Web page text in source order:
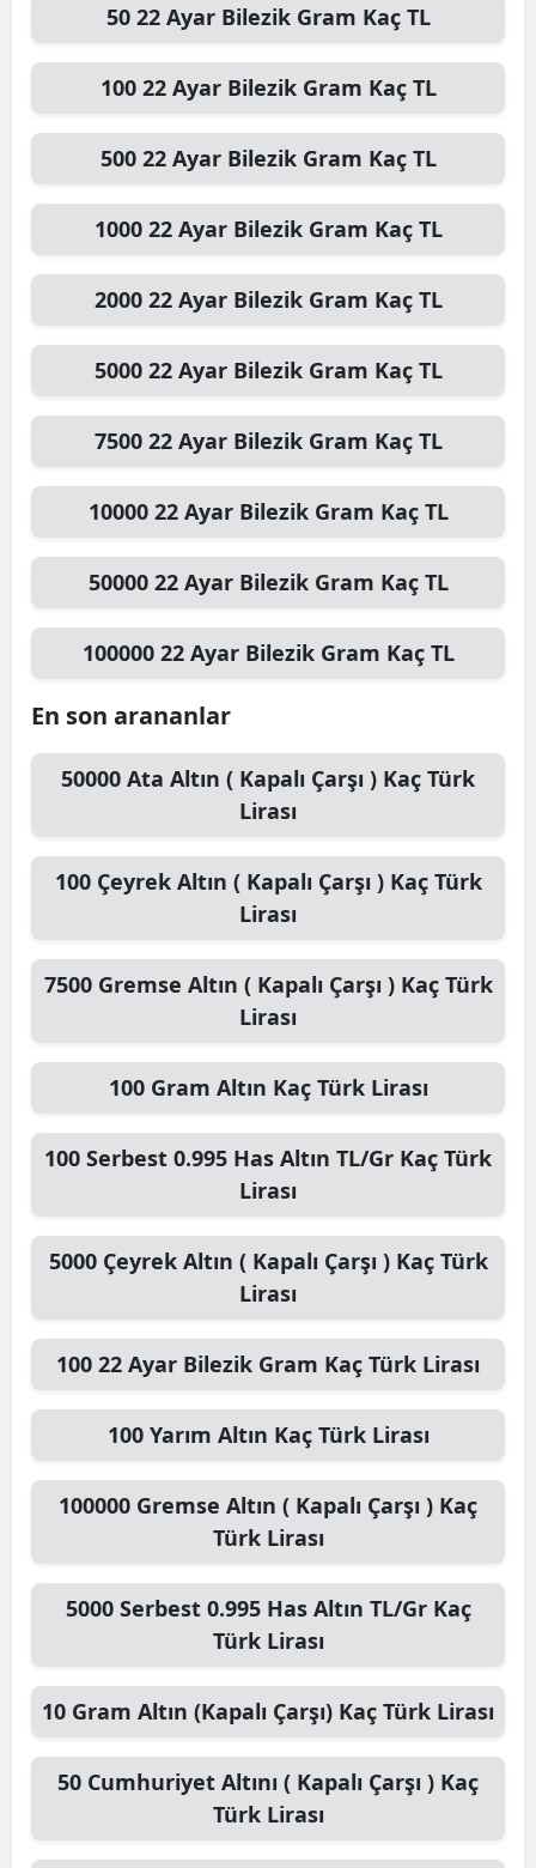
50 22 Ayar Bilezik Gram Kaç TL
100 22 Ayar Bilezik Gram Kaç TL
500 22 Ayar Bilezik Gram Kaç TL
1000 22 Ayar Bilezik Gram Kaç TL
2000 22 Ayar Bilezik Gram Kaç TL
5000 22 Ayar Bilezik Gram Kaç TL
7500 22 Ayar Bilezik Gram Kaç TL
10000 22 Ayar Bilezik Gram Kaç TL
50000 22 Ayar Bilezik Gram Kaç TL
100000 22 Ayar Bilezik Gram Kaç TL
En son arananlar
50000 Ata Altın ( Kapalı Çarşı ) Kaç Türk
Lirası
100 Çeyrek Altın ( Kapalı Çarşı )Kaç Türk
Lirası
7500 Gremse Altın ( Kapalı Çarşı )Kaç Türk
Lirası
100 Gram Altın Kaç Türk Lirası
100 Serbest 0.995 Has Altın TL/Gr Kaç Türk
Lirası
5000 Çeyrek Altın ( Kapalı Çarşı )Kaç Türk
Lirası
100 22 Ayar Bilezik Gram Kaç Türk Lirası
100 Yarım Altın Kaç Türk Lirası
100000 Gremse Altın ( Kapalı Çarşı ) Kaç
Türk Lirası
5000 Serbest 0.995 Has Altın TL/GrKaç
Türk Lirası
10 Gram Altın (Kapalı Çarşı) Kaç Türk Lirası
50 Cumhuriyet Altını ( Kapalı Çarşı ) Kaç
Türk Lirası